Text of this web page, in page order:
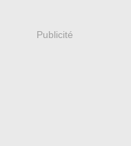
Publicité